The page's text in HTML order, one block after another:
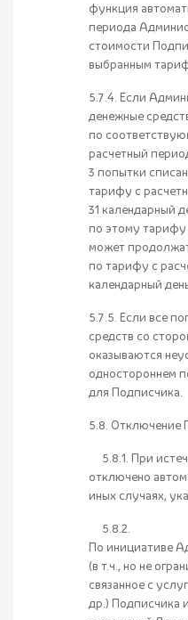
функция
периода
стоимости
выбранным
5.7.4. Если
денежные
по
расчетный
3 попытки
тарифу с
31 календарный
по этому
может
по тарифу с
календарный
5.7.5. Если все
средств со
оказываются
одностороннем
для Подписчика.
5.8. Отключение
5.8.1. При
отключено
иных случаях,
5.8.2.
По инициативе
(в т.ч., но не
связанное с
др.) Подписчика